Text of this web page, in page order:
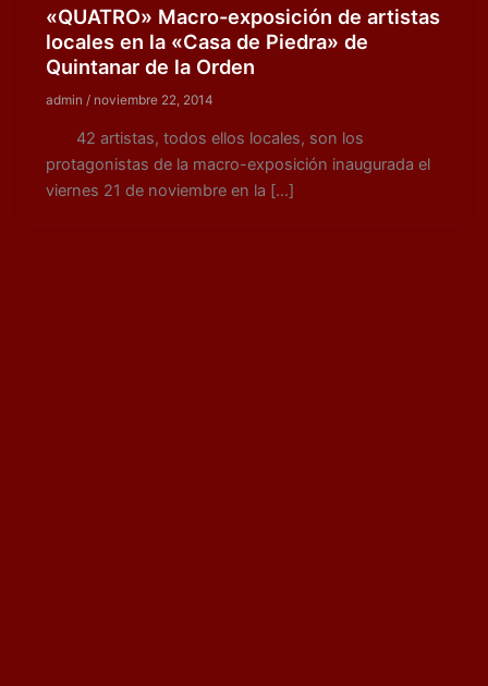
«QUATRO» Macro-exposición de artistas
locales en la «Casa de Piedra» de
Quintanar de la Orden
admin / noviembre 22, 2014
42 artistas, todos ellos locales, son los
protagonistas de la macro-exposición inaugurada el
viernes 21 de noviembre en la […]